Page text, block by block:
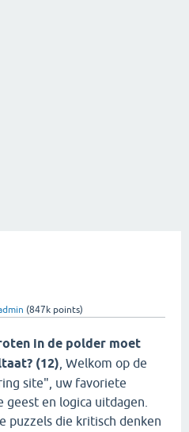
(847k points)
in de polder moet
(12) , Welkom op de
site", uw favoriete
en logica uitdagen.
puzzels die kritisch denken